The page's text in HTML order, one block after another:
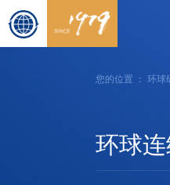
您的位置 ： 环球
环球